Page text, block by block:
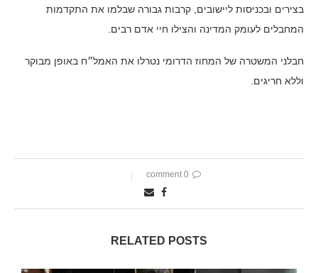
בצירים ובכניסות ליישובים, קרבות גבורה שבלמו את התקדמות
המחבלים לעומק המדינה והצילו חיי אדם רבים.
חבלני המשטרה של המחוז הדרומי נטרלו את האמל״ח באופן מבוקר
וללא חריגים.
0 comment
RELATED POSTS